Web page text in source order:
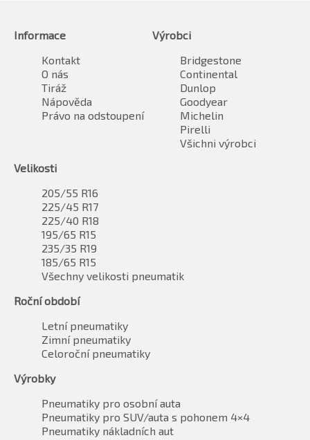
Informace
Kontakt
O nás
Tiráž
Nápověda
Právo na odstoupení
Výrobci
Bridgestone
Continental
Dunlop
Goodyear
Michelin
Pirelli
Všichni výrobci
Velikosti
205/55 R16
225/45 R17
225/40 R18
195/65 R15
235/35 R19
185/65 R15
Všechny velikosti pneumatik
Roční období
Letní pneumatiky
Zimní pneumatiky
Celoroční pneumatiky
Výrobky
Pneumatiky pro osobní auta
Pneumatiky pro SUV/auta s pohonem 4×4
Pneumatiky nákladních aut